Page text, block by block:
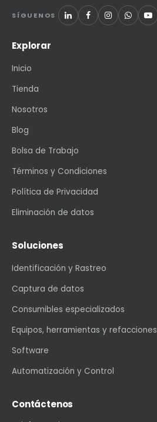
SÍGUENOS
Explorar
Inicio
Tienda
Nosotros
Blog
Bolsa de Trabajo
Términos y Condiciones
Política de Privacidad
Eliminación de datos
Soluciones
Identificación y Rastreo
Captura de datos
Consumibles especializados
Equipos, herramientas y refacciones
Software
Automatización y Control
Contáctenos